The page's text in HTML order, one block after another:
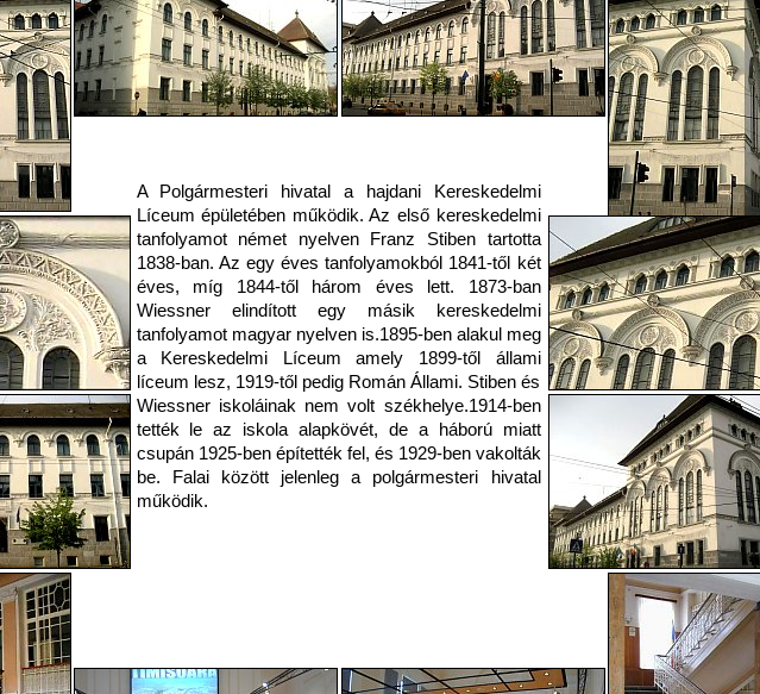
A Polgármesteri hivatal a hajdani Kereskedelmi
Líceum épületében működik. Az első kereskedelmi
tanfolyamot német nyelven Franz Stiben tartotta
1838-ban. Az egy éves tanfolyamokból 1841-től két
éves, míg 1844-től három éves lett. 1873-ban
Wiessner elindított egy másik kereskedelmi
tanfolyamot magyar nyelven is.1895-ben alakul meg
a Kereskedelmi Líceum amely 1899-től állami
líceum lesz, 1919-től pedig Román Állami. Stiben és
Wiessner iskoláinak nem volt székhelye.1914-ben
tették le az iskola alapkövét, de a háború miatt
csupán 1925-ben építették fel, és 1929-ben vakolták
be. Falai között jelenleg a polgármesteri hivatal
működik.